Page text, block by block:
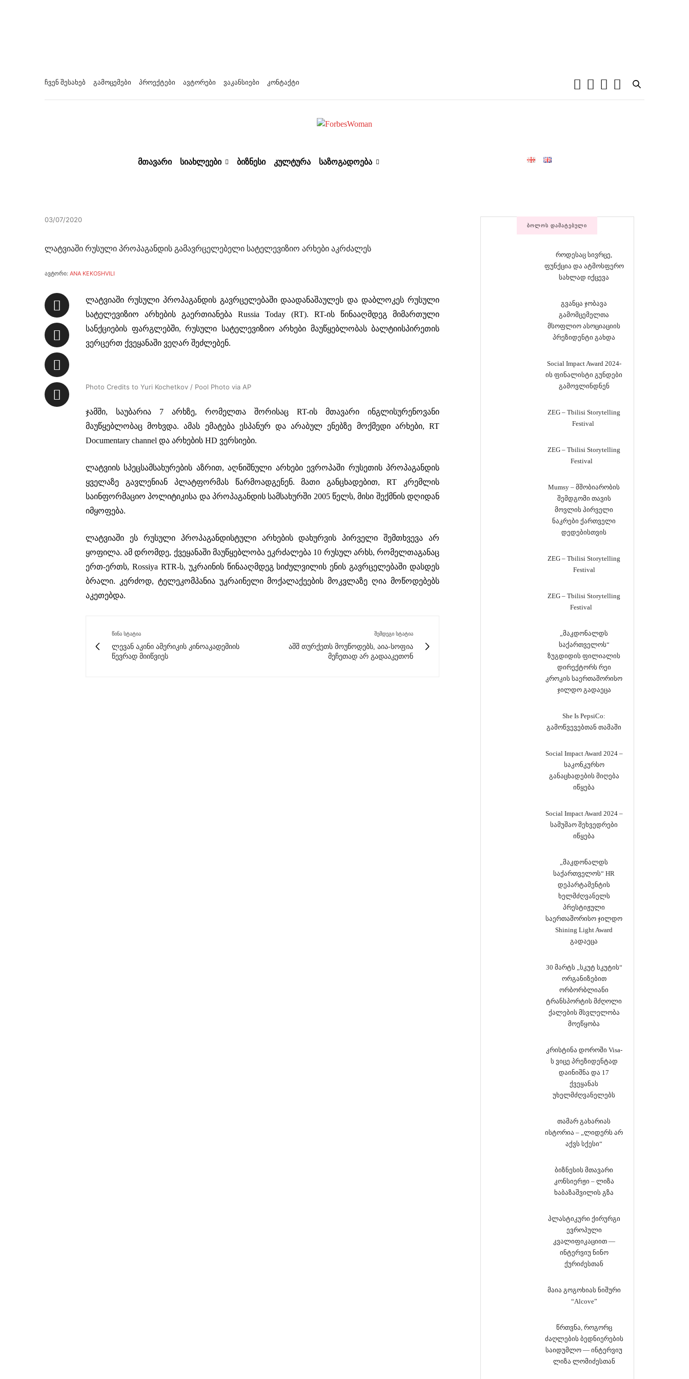
ჩვენ შესახებ გამოცემები პროექტები ავტორები ვაკანსიები კონტაქტი
ᲛᲗᲐᲕᲐᲠᲘ ᲡᲘᲐᲮᲚᲔᲔᲑᲘ ᲑᲘᲖᲜᲔᲡᲘ ᲙᲣᲚᲢᲣᲠᲐ ᲡᲐᲖᲝᲒᲐᲓᲝᲔᲑᲐ
03/07/2020
ლატვიაში რუსული პროპაგანდის გამავრცელებელი სატელევიზიო არხები აკრძალეს
ავტორი: ANA KEKOSHVILI
ლატვიაში რუსული პროპაგანდის გავრცელებაში დაადანაშაულეს და დაბლოკეს რუსული
სატელევიზიო არხების გაერთიანება Russia Today (RT). RT-ის წინააღმდეგ მიმართული
სანქციების ფარგლებში, რუსული სატელევიზიო არხები მაუწყებლობას ბალტიისპირეთის
ვერცერთ ქვეყანაში ვეღარ შეძლებენ.
Photo Credits to Yuri Kochetkov / Pool Photo via AP
ჯამში, საუბარია 7 არხზე, რომელთა შორისაც RT-ის მთავარი ინგლისურენოვანი
მაუწყებლობაც მოხვდა. ამას ემატება ესპანურ და არაბულ ენებზე მოქმედი არხები, RT
Documentary channel და არხების HD ვერსიები.
ლატვიის სპეცსამსახურების აზრით, აღნიშნული არხები ევროპაში რუსეთის პროპაგანდის
ყველაზე გავლენიან პლატფორმას წარმოადგენენ. მათი განცხადებით, RT კრემლის
საინფორმაციო პოლიტიკისა და პროპაგანდის სამსახურში 2005 წელს, მისი შექმნის დღიდან
იმყოფება.
ლატვიაში ეს რუსული პროპაგანდისტული არხების დახურვის პირველი შემთხვევა არ
ყოფილა. ამ დრომდე, ქვეყანაში მაუწყებლობა ეკრძალება 10 რუსულ არხს, რომელთაგანაც
ერთ-ერთს, Rossiya RTR-ს, უკრაინის წინააღმდეგ სიძულვილის ენის გავრცელებაში დასდეს
ბრალი. კერძოდ, ტელეკომპანია უკრაინელი მოქალაქეების მოკვლაზე ღია მოწოდებებს
აკეთებდა.
ᲬᲘᲜᲐ ᲡᲢᲐᲢᲘᲐ
ლევან აკინი ამერიკის კინოაკადემიის
წევრად მიიწვიეს
ᲨᲔᲛᲓᲔᲒᲘ ᲡᲢᲐᲢᲘᲐ
აშშ თურქეთს მოუწოდებს, აია-სოფია
მეჩეთად არ გადააკეთონ
ᲑᲝᲚᲝᲡ ᲓᲐᲛᲐᲢᲔᲑᲣᲚᲘ
როდესაც სივრცე,
ფუნქცია და ატმოსფერო
სახლად იქცევა
გვანცა ჯობავა
გამომცემელთა
მსოფლიო ასოციაციის
პრეზიდენტი გახდა
Social Impact Award 2024-
ის ფინალისტი გუნდები
გამოვლინდნენ
ZEG – Tbilisi Storytelling
Festival
ZEG – Tbilisi Storytelling
Festival
Mumsy – მშობიარობის
შემდგომი თავის
მოვლის პირველი
ნაკრები ქართველი
დედებისთვის
ZEG – Tbilisi Storytelling
Festival
ZEG – Tbilisi Storytelling
Festival
„მაკდონალდს
საქართველოს“
ზუგდიდის ფილიალის
დირექტორს რეი
კროკის საერთაშორისო
ჯილდო გადაეცა
She Is PepsiCo:
გამოწვევებთან თამაში
Social Impact Award 2024 –
საკონკურსო
განაცხადების მიღება
იწყება
Social Impact Award 2024 –
სამუშაო შეხვედრები
იწყება
„მაკდონალდს
საქართველოს“ HR
დეპარტამენტის
ხელმძღვანელს
პრესტიჟული
საერთაშორისო ჯილდო
Shining Light Award
გადაეცა
30 მარტს „სკუტ სკუტის“
ორგანიზებით
ორბორბლიანი
ტრანსპორტის მძღოლი
ქალების მსვლელობა
მოეწყობა
კრისტინა დოროში Visa-
ს ვიცე პრეზიდენტად
დაინიშნა და 17
ქვეყანას
უხელმძღვანელებს
თამარ გახარიას
ისტორია – „ლიდერს არ
აქვს სქესი“
ბიზნესის მთავარი
კონსიერჟი – ლიზა
ხაბაზაშვილის გზა
პლასტიკური ქირურგი
ევროპული
კვალიფიკაციით —
ინტერვიუ ნინო
ქურიძესთან
მაია გოგოხიას ნიშური
“Alcove”
წრთვნა, როგორც
ძაღლების ბედნიერების
საიდუმლო — ინტერვიუ
ლიზა ლომიძესთან